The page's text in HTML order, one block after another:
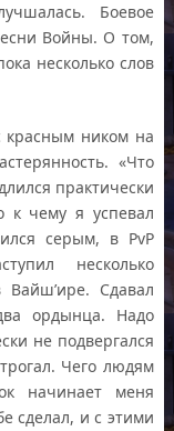
Боевое
Войны. О том,
несколько слов
ником на
«Что
практически
к чему я успевал
серым, в PvP
несколько
Сдавал
ордынца. Надо
не подвергался
Чего людям
начинает меня
сделал, и с этими